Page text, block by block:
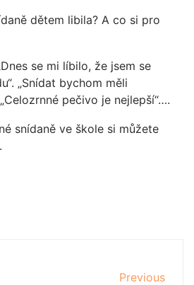
dětem libila? A co si pro
se mi líbilo, že jsem se
„Snídat bychom měli
pečivo je nejlepší“….
snídaně ve škole si můžete
Previous